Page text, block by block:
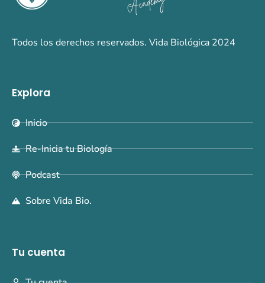
Todos los derechos reservados. Vida Biológica 2024
Explora
Inicio
Re-Inicia tu Biología
Podcast
Sobre Vida Bio.
Tu cuenta